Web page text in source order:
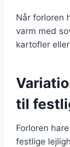
Når forloren
varm med
kartofler
til
Forloren
festlige